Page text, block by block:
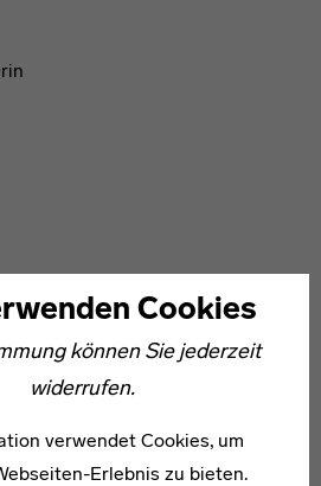
Cookies
können Sie jederzeit
widerrufen.
verwendet Cookies, um
Erlebnis zu bieten.